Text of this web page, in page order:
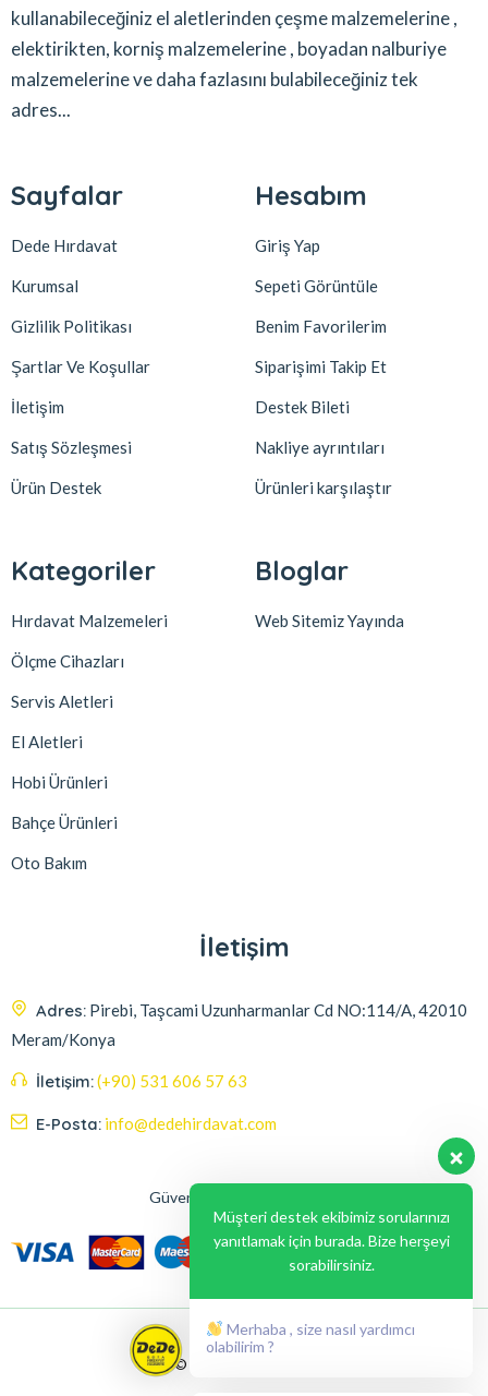
kullanabileceğiniz el aletlerinden çeşme malzemelerine ,
elektirikten, korniş malzemelerine , boyadan nalburiye
malzemelerine ve daha fazlasını bulabileceğiniz tek
adres...
Sayfalar
Dede Hırdavat
Kurumsal
Gizlilik Politikası
Şartlar Ve Koşullar
İletişim
Satış Sözleşmesi
Ürün Destek
Hesabım
Giriş Yap
Sepeti Görüntüle
Benim Favorilerim
Siparişimi Takip Et
Destek Bileti
Nakliye ayrıntıları
Ürünleri karşılaştır
Kategoriler
Hırdavat Malzemeleri
Ölçme Cihazları
Servis Aletleri
El Aletleri
Hobi Ürünleri
Bahçe Ürünleri
Oto Bakım
Bloglar
Web Sitemiz Yayında
İletişim
Adres: Pirebi, Taşcami Uzunharmanlar Cd NO:114/A, 42010
Meram/Konya
İletişim:(+90) 531 606 57 63
E-Posta: info@dedehirdavat.com
Güvenli Ödeme Seçenekleri
© 2024, Liabil Dizayn
Müşteri destek ekibimiz sorularınızı
yanıtlamak için burada. Bize herşeyi
sorabilirsiniz.
Merhaba , size nasıl yardımcı
olabilirim ?